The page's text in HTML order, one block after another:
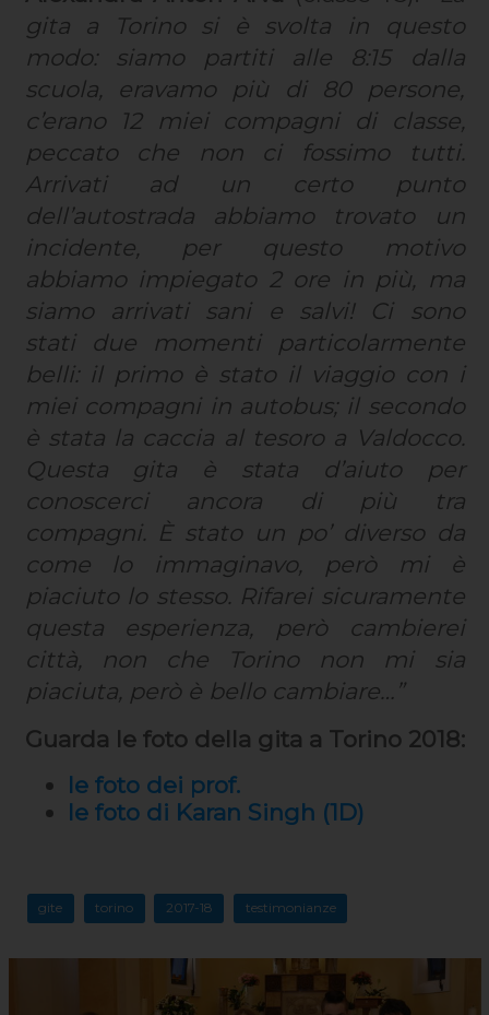
gita a Torino si è svolta in questo
modo: siamo partiti alle 8:15 dalla
scuola, eravamo più di 80 persone,
c’erano 12 miei compagni di classe,
peccato che non ci fossimo tutti.
Arrivati ad un certo punto
dell’autostrada abbiamo trovato un
incidente, per questo motivo
abbiamo impiegato 2 ore in più, ma
siamo arrivati sani e salvi! Ci sono
stati due momenti particolarmente
belli: il primo è stato il viaggio con i
miei compagni in autobus; il secondo
è stata la caccia al tesoro a Valdocco.
Questa gita è stata d’aiuto per
conoscerci ancora di più tra
compagni. È stato un po’ diverso da
come lo immaginavo, però mi è
piaciuto lo stesso. Rifarei sicuramente
questa esperienza, però cambierei
città, non che Torino non mi sia
piaciuta, però è bello cambiare…”
Guarda le foto della gita a Torino 2018:
le foto dei prof.
le foto di Karan Singh (1D)
gite torino 2017-18 testimonianze